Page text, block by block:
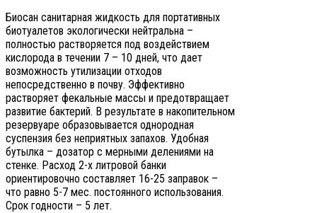
Биосан санитарная жидкость для портативных
биотуалетов экологически нейтральна –
полностью растворяется под воздействием
кислорода в течении 7 – 10 дней, что дает
возможность утилизации отходов
непосредственно в почву. Эффективно
растворяет фекальные массы и предотвращает
развитие бактерий. В результате в накопительном
резервуаре образовывается однородная
суспензия без неприятных запахов. Удобная
бутылка – дозатор с мерными делениями на
стенке. Расход 2-х литровой банки
ориентировочно составляет 16-25 заправок –
что равно 5-7 мес. постоянного использования.
Срок годности – 5 лет.